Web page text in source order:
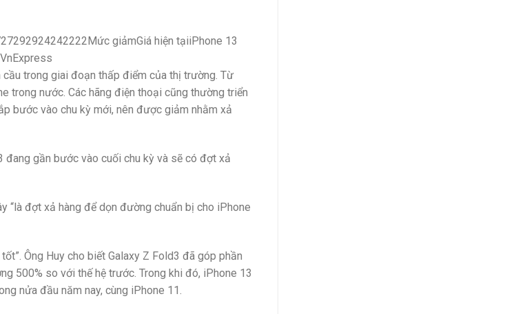
giảmGiá hiện tạiiPhone 13
trong giai đoạn thấp điểm của thị trường. Từ
trong nước. Các hãng điện thoại cũng thường triển
bước vào chu kỳ mới, nên được giảm nhằm xả
đang gần bước vào cuối chu kỳ và sẽ có đợt xả
“là đợt xả hàng để dọn đường chuẩn bị cho iPhone
Ông Huy cho biết Galaxy Z Fold3 đã góp phần
500% so với thế hệ trước. Trong khi đó, iPhone 13
nửa đầu năm nay, cùng iPhone 11.